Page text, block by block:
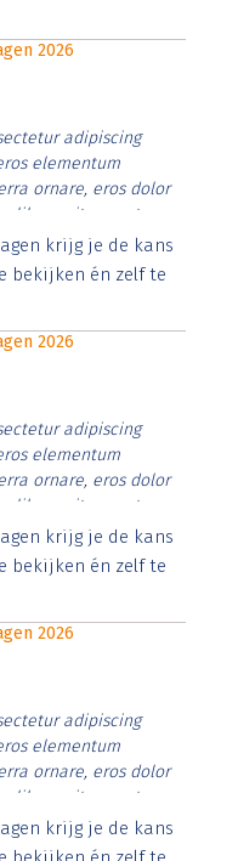
2026
adipiscing
elementum
ornare, eros dolor
libero vitae erat.
id rutrum lorem
tristique posuere.
krijg je de kans
bekijken én zelf te
2026
adipiscing
elementum
ornare, eros dolor
libero vitae erat.
id rutrum lorem
tristique posuere.
krijg je de kans
bekijken én zelf te
2026
adipiscing
elementum
ornare, eros dolor
libero vitae erat.
id rutrum lorem
tristique posuere.
krijg je de kans